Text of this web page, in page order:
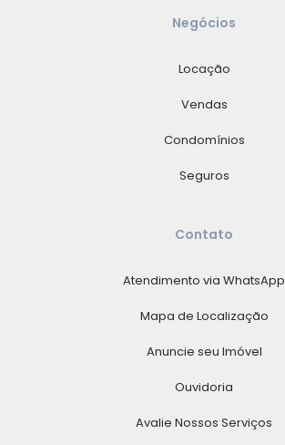
Negócios
Locação
Vendas
Condomínios
Seguros
Contato
Atendimento via WhatsApp
Mapa de Localização
Anuncie seu Imóvel
Ouvidoria
Avalie Nossos Serviços